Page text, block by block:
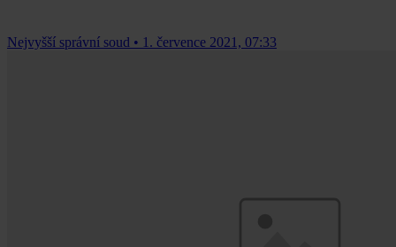
Nejvyšší správní soud • 1. července 2021, 07:33